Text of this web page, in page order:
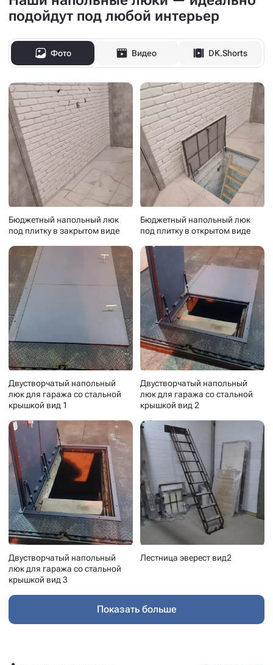
подойдут под любой интерьер
Фото Видео DK.Shorts
Бюджетный напольный люк
под плитку в закрытом виде
Бюджетный напольный люк
под плитку в открытом виде
Двустворчатый напольный
люк для гаража со стальной
крышкой вид 1
Двустворчатый напольный
люк для гаража со стальной
крышкой вид 2
Двустворчатый напольный
люк для гаража со стальной
крышкой вид 3
Лестница эверест вид2
Показать больше